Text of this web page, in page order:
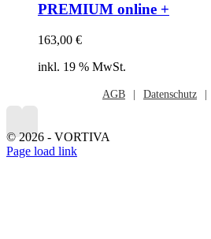
PREMIUM online +
163,00 €
inkl. 19 % MwSt.
AGB Datenschutz
© 2026 - VORTIVA
Page load link